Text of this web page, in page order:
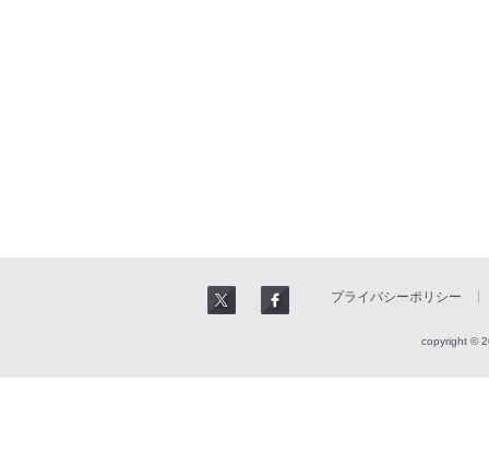
プライバシーポリシー
copyright ©